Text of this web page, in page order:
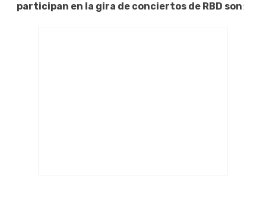
participan en la gira de conciertos de RBD son: